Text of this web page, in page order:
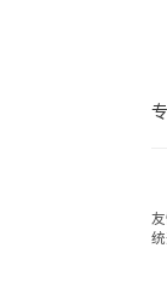
友